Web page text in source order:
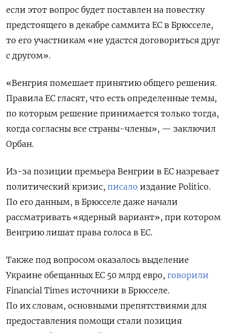
если этот вопрос будет поставлен на повестку
предстоящего в декабре саммита ЕС в Брюсселе,
то его участникам «не удастся договориться друг
с другом».
«Венгрия помешает принятию общего решения.
Правила ЕС гласят, что есть определенные темы,
по которым решение принимается только тогда,
когда согласны все страны-члены», — заключил
Орбан.
Из-за позиции премьера Венгрии в ЕС назревает
политический кризис, писало издание Politico.
По его данным, в Брюсселе даже начали
рассматривать «ядерный вариант», при котором
Венгрию лишат права голоса в ЕС.
Также под вопросом оказалось выделение
Украине обещанных ЕС 50 млрд евро, говорили
Financial Times источники в Брюсселе.
По их словам, основными препятствиями для
предоставления помощи стали позиция